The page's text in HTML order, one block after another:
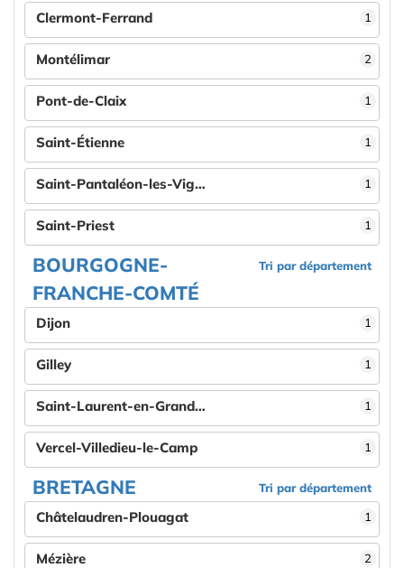
1
Clermont-Ferrand
2
Montélimar
1
Pont-de-Claix
1
Saint-Étienne
1
Saint-Pantaléon-les-Vignes
1
Saint-Priest
Tri par département
BOURGOGNE-
FRANCHE-COMTÉ
1
Dijon
1
Gilley
1
Saint-Laurent-en-Grandvaux
1
Vercel-Villedieu-le-Camp
Tri par département
BRETAGNE
1
Châtelaudren-Plouagat
2
Mézière